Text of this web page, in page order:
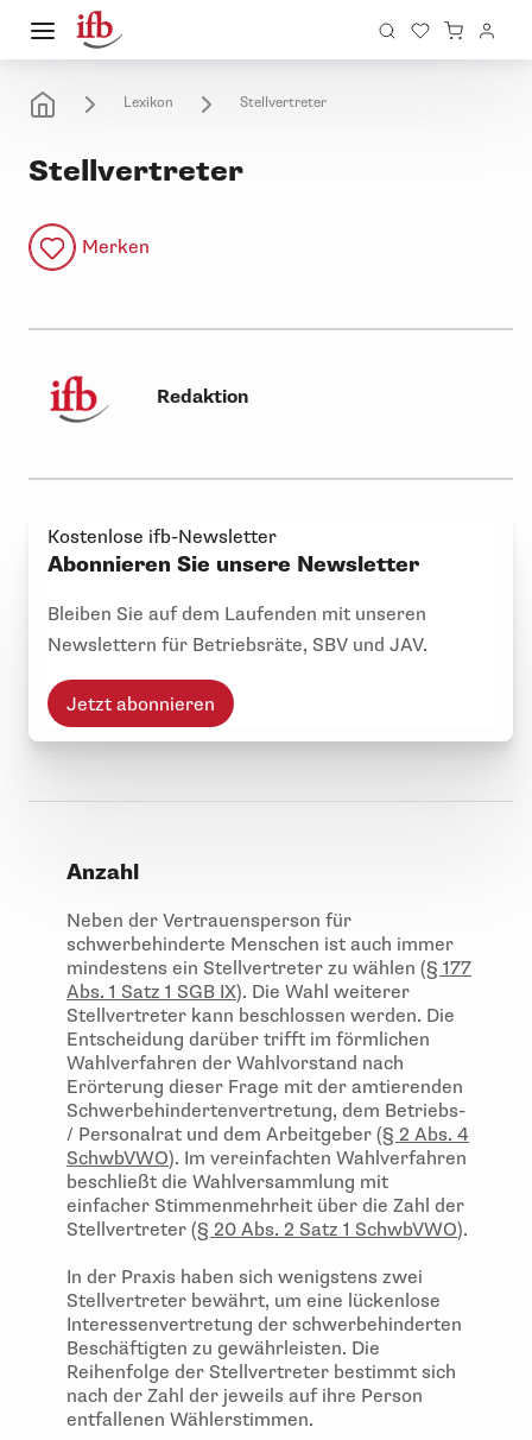
Lexikon Stellvertreter
Stellvertreter
Merken
Redaktion
Kostenlose ifb-Newsletter
Abonnieren Sie unsere Newsletter
Bleiben Sie auf dem Laufenden mit unseren
Newslettern für Betriebsräte, SBV und JAV.
Jetzt abonnieren
Anzahl
Neben der Vertrauensperson für
schwerbehinderte Menschen ist auch immer
mindestens ein Stellvertreter zu wählen (§ 177
Abs. 1 Satz 1 SGB IX). Die Wahl weiterer
Stellvertreter kann beschlossen werden. Die
Entscheidung darüber trifft im förmlichen
Wahlverfahren der Wahlvorstand nach
Erörterung dieser Frage mit der amtierenden
Schwerbehindertenvertretung, dem Betriebs-
/ Personalrat und dem Arbeitgeber (§ 2 Abs. 4
SchwbVWO). Im vereinfachten Wahlverfahren
beschließt die Wahlversammlung mit
einfacher Stimmenmehrheit über die Zahl der
Stellvertreter (§ 20 Abs. 2 Satz 1 SchwbVWO).
In der Praxis haben sich wenigstens zwei
Stellvertreter bewährt, um eine lückenlose
Interessenvertretung der schwerbehinderten
Beschäftigten zu gewährleisten. Die
Reihenfolge der Stellvertreter bestimmt sich
nach der Zahl der jeweils auf ihre Person
entfallenen Wählerstimmen.